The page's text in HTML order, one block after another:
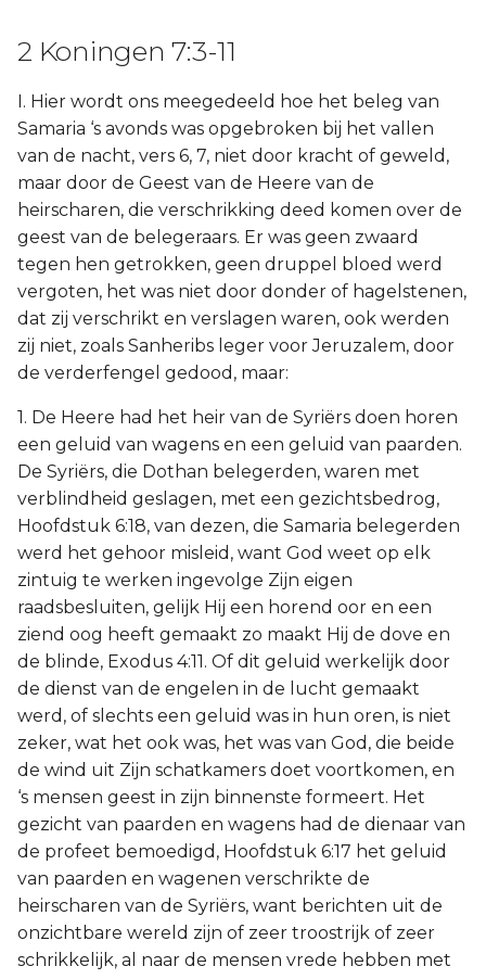
2 Koningen 7:3-11
I. Hier wordt ons meegedeeld hoe het beleg van
Samaria ‘s avonds was opgebroken bij het vallen
van de nacht, vers 6, 7, niet door kracht of geweld,
maar door de Geest van de Heere van de
heirscharen, die verschrikking deed komen over de
geest van de belegeraars. Er was geen zwaard
tegen hen getrokken, geen druppel bloed werd
vergoten, het was niet door donder of hagelstenen,
dat zij verschrikt en verslagen waren, ook werden
zij niet, zoals Sanheribs leger voor Jeruzalem, door
de verderfengel gedood, maar:
1. De Heere had het heir van de Syriërs doen horen
een geluid van wagens en een geluid van paarden.
De Syriërs, die Dothan belegerden, waren met
verblindheid geslagen, met een gezichtsbedrog,
Hoofdstuk 6:18, van dezen, die Samaria belegerden
werd het gehoor misleid, want God weet op elk
zintuig te werken ingevolge Zijn eigen
raadsbesluiten, gelijk Hij een horend oor en een
ziend oog heeft gemaakt zo maakt Hij de dove en
de blinde, Exodus 4:11. Of dit geluid werkelijk door
de dienst van de engelen in de lucht gemaakt
werd, of slechts een geluid was in hun oren, is niet
zeker, wat het ook was, het was van God, die beide
de wind uit Zijn schatkamers doet voortkomen, en
‘s mensen geest in zijn binnenste formeert. Het
gezicht van paarden en wagens had de dienaar van
de profeet bemoedigd, Hoofdstuk 6:17 het geluid
van paarden en wagenen verschrikte de
heirscharen van de Syriërs, want berichten uit de
onzichtbare wereld zijn of zeer troostrijk of zeer
schrikkelijk, al naar de mensen vrede hebben met